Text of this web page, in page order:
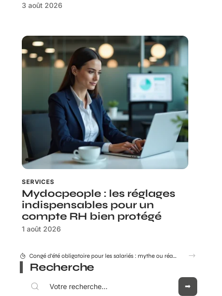
3 août 2026
SERVICES
Mydocpeople : les réglages
indispensables pour un
compte RH bien protégé
1 août 2026
Combien coûte réellement le Consultant GEO Adrien Beaujeu en 2026 ?
Recherche